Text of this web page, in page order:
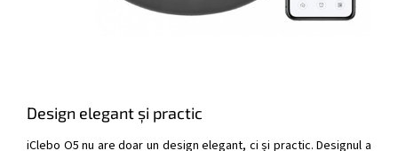
Design elegant și practic
iClebo O5 nu are doar un design elegant, ci și practic. Designul a